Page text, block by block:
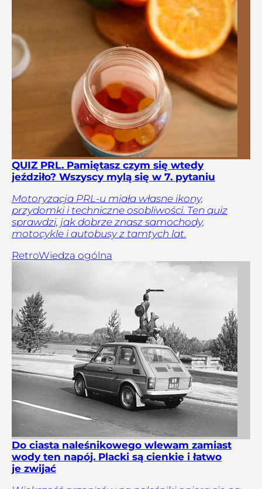
QUIZ PRL. Pamiętasz czym się wtedy
jeździło? Wszyscy mylą się w 7. pytaniu
Motoryzacja PRL-u miała własne ikony,
przydomki i techniczne osobliwości. Ten quiz
sprawdzi, jak dobrze znasz samochody,
motocykle i autobusy z tamtych lat.
RetroWiedza ogólna
Do ciasta naleśnikowego wlewam zamiast
wody ten napój. Placki są cienkie i łatwo
je zwijać